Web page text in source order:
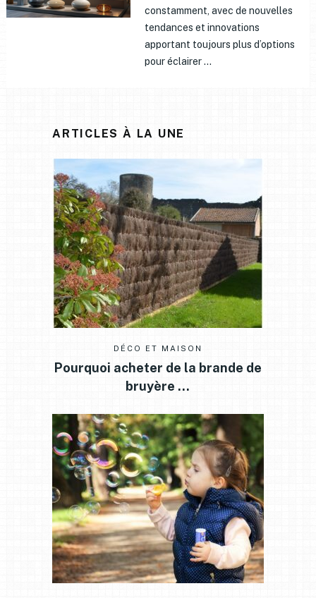
constamment, avec de nouvelles
tendances et innovations
apportant toujours plus d’options
pour éclairer …
ARTICLES À LA UNE
DÉCO ET MAISON
Pourquoi acheter de la brande de
bruyère …